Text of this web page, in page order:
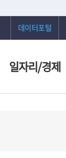
데이터포털
일자리/경제